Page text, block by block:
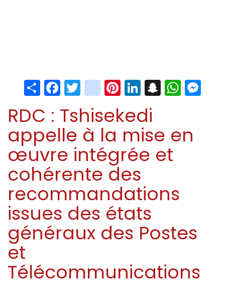
ShareFacebook
Twitter
instagram
Pinterest
LinkedIn
Snapchat
RDC : Tshisekedi
appelle à la mise en
œuvre intégrée et
cohérente des
recommandations
issues des états
généraux des Postes
et
Télécommunications